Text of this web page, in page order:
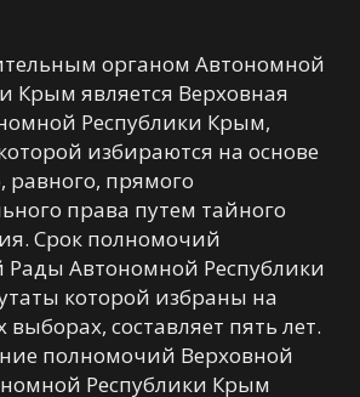
органом Автономной
Крым является Верховная
Республики Крым,
избираются на основе
равного, прямого
права путем тайного
Срок полномочий
Рады Автономной Республики
которой избраны на
составляет пять лет.
полномочий Верховной
Республики Крым